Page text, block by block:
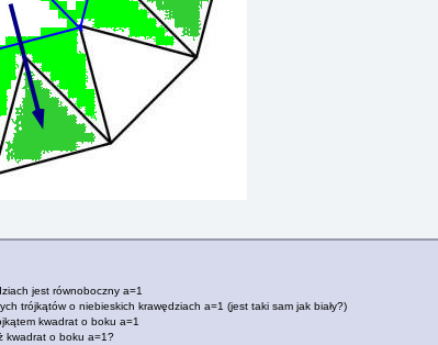
jest równoboczny a=1
trójkątów o niebieskich krawędziach a=1 (jest taki sam jak biały?)
kwadrat o boku a=1
kwadrat o boku a=1?